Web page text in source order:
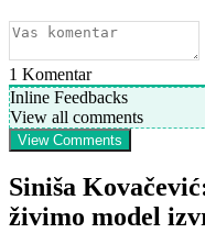
1 Komentar
Inline Feedbacks
View all comments
View Comments
Siniša
živimo model